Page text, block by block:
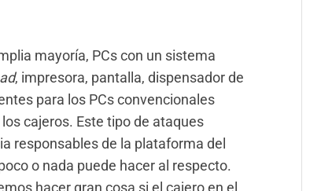
mayoría, PCs con un sistema
, impresora, pantalla, dispensador de
para los PCs convencionales
cajeros. Este tipo de ataques
responsables de la plataforma del
o nada puede hacer al respecto.
hacer gran cosa si el cajero en el